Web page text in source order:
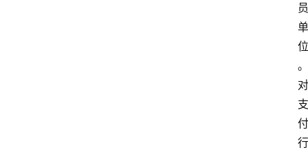
员
单
位
。
对
支
付
行